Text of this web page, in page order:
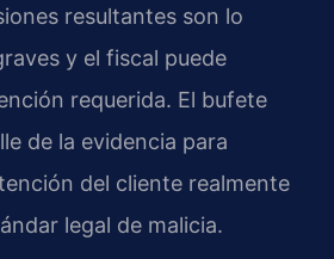
resultantes son lo
y el fiscal puede
requerida. El bufete
de la evidencia para
del cliente realmente
legal de malicia.